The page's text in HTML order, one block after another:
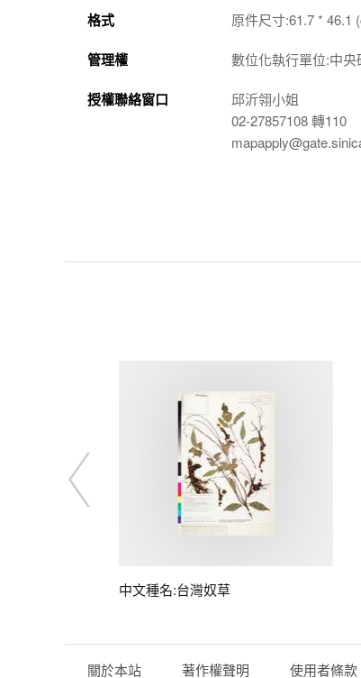
格式 原件尺寸:61.7 * 46.1
管理權 數位化執行單位:中
授權聯絡窗口
邱沂翎小姐
02-27857108 轉110
中文種名:台灣奴草
關於本站 著作權聲明 使用者條